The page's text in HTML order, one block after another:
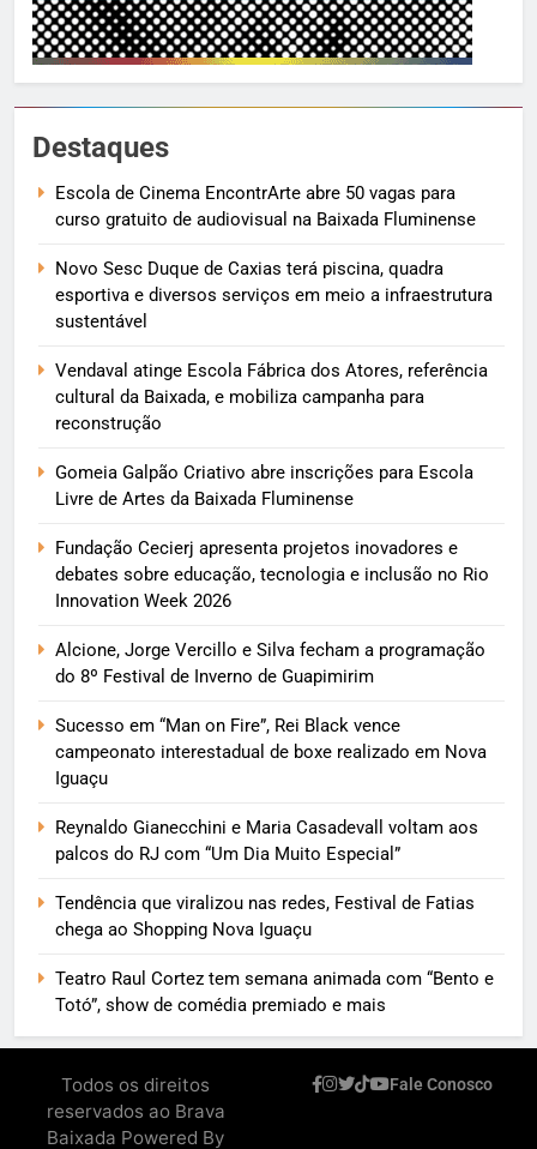
Destaques
Escola de Cinema EncontrArte abre 50 vagas para
curso gratuito de audiovisual na Baixada Fluminense
Novo Sesc Duque de Caxias terá piscina, quadra
esportiva e diversos serviços em meio a infraestrutura
sustentável
Vendaval atinge Escola Fábrica dos Atores, referência
cultural da Baixada, e mobiliza campanha para
reconstrução
Gomeia Galpão Criativo abre inscrições para Escola
Livre de Artes da Baixada Fluminense
Fundação Cecierj apresenta projetos inovadores e
debates sobre educação, tecnologia e inclusão no Rio
Innovation Week 2026
Alcione, Jorge Vercillo e Silva fecham a programação
do 8º Festival de Inverno de Guapimirim
Sucesso em “Man on Fire”, Rei Black vence
campeonato interestadual de boxe realizado em Nova
Iguaçu
Reynaldo Gianecchini e Maria Casadevall voltam aos
palcos do RJ com “Um Dia Muito Especial”
Tendência que viralizou nas redes, Festival de Fatias
chega ao Shopping Nova Iguaçu
Teatro Raul Cortez tem semana animada com “Bento e
Totó”, show de comédia premiado e mais
Todos os direitos
reservados ao Brava
Baixada Powered By
Fale Conosco